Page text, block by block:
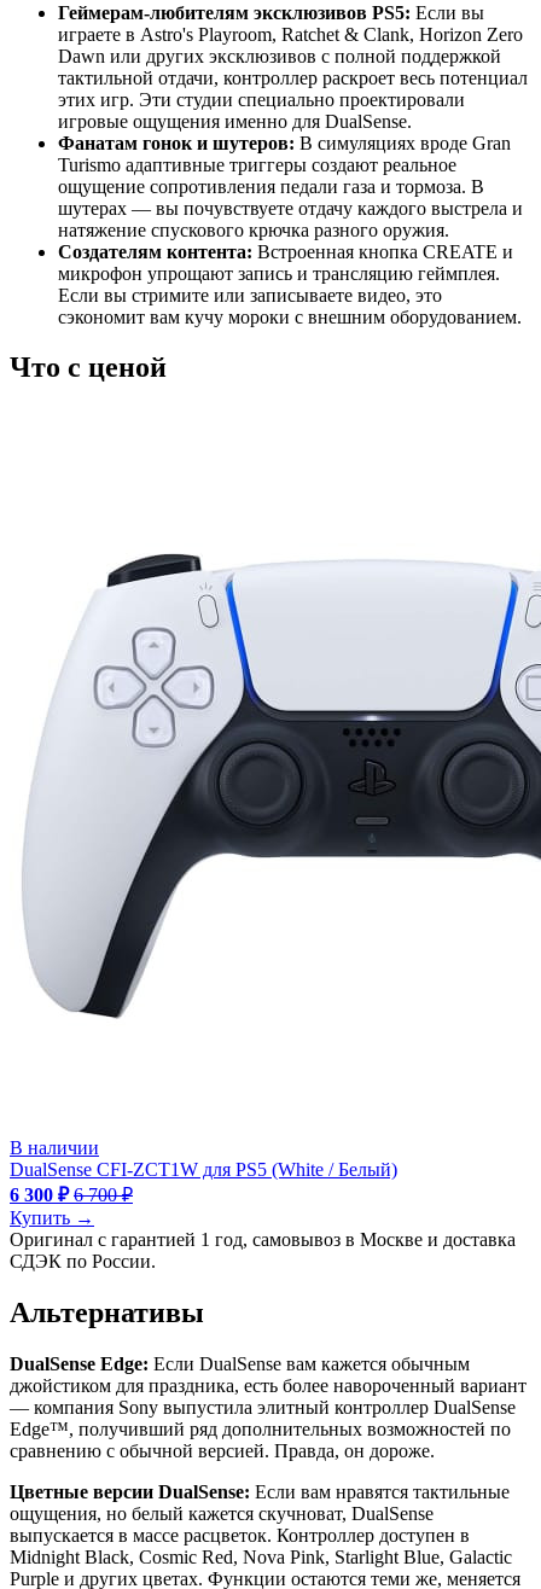
Геймерам-любителям эксклюзивов PS5: Если вы
играете в Astro's Playroom, Ratchet & Clank, Horizon Zero
Dawn или других эксклюзивов с полной поддержкой
тактильной отдачи, контроллер раскроет весь потенциал
этих игр. Эти студии специально проектировали
игровые ощущения именно для DualSense.
Фанатам гонок и шутеров: В симуляциях вроде Gran
Turismo адаптивные триггеры создают реальное
ощущение сопротивления педали газа и тормоза. В
шутерах — вы почувствуете отдачу каждого выстрела и
натяжение спускового крючка разного оружия.
Создателям контента: Встроенная кнопка CREATE и
микрофон упрощают запись и трансляцию геймплея.
Если вы стримите или записываете видео, это
сэкономит вам кучу мороки с внешним оборудованием.
Что с ценой
В наличии
DualSense CFI-ZCT1W для PS5 (White / Белый)
6 300 ₽ 6 700 ₽
Купить →
Оригинал с гарантией 1 год, самовывоз в Москве и доставка
СДЭК по России.
Альтернативы
DualSense Edge: Если DualSense вам кажется обычным
джойстиком для праздника, есть более навороченный вариант
— компания Sony выпустила элитный контроллер DualSense
Edge™, получивший ряд дополнительных возможностей по
сравнению с обычной версией. Правда, он дороже.
Цветные версии DualSense: Если вам нравятся тактильные
ощущения, но белый кажется скучноват, DualSense
выпускается в массе расцветок. Контроллер доступен в
Midnight Black, Cosmic Red, Nova Pink, Starlight Blue, Galactic
Purple и других цветах. Функции остаются теми же, меняется